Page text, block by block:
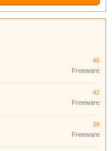
46
Freeware
42
Freeware
39
Freeware